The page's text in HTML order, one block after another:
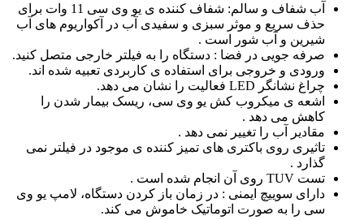
آب شفاف و سالم: شفاف کننده ی یو وی سی 11 وات برای
حذف سریع و موثر سبزی و سفیدی آب در آکواریوم های آب
شیرین و آب شور است .
صرفه جویی در فضا : دستگاه را به فیلتر خارجی متصل کنید.
ورودی و خروجی برای استفاده ی کاربردی تعبیه شده اند.
چراغ نشانگر LED فعالیت را نشان می دهد.
اشعه ی میکروب کش یو وی سی، ریسک بیمار شدن را
کاهش می دهد .
مقادیر آب را تغییر نمی دهد .
تاثیری روی باکتری های تمیز کننده ی موجود در فیلتر نمی
گذارد .
تست TUV روی آن انجام شده است .
دارای سوییچ ایمنی : در زمان باز کردن دستگاه، لامپ یو وی
سی را به صورت اتوماتیک خاموش می کند.